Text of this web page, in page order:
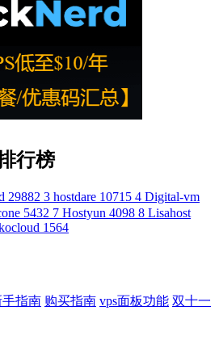
行榜
29882 3 hostdare 10715 4 Digital-vm
5432 7 Hostyun 4098 8 Lisahost
1564
手指南 购买指南 vps面板功能 双十一